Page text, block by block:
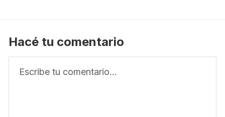
Hacé tu comentario